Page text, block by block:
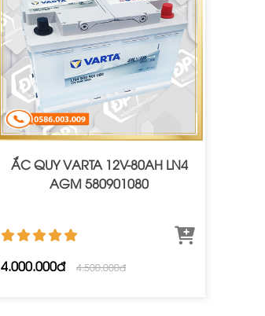
ẮC QUY VARTA 12V-80AH LN4
AGM 580901080
4.000.000đ 4.500.000đ